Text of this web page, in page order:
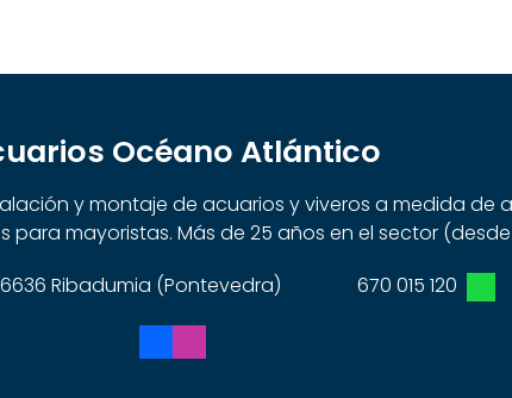
Océano Atlántico
y montaje de acuarios y viveros a medida de
mayoristas. Más de 25 años en el sector (desde
Ribadumia (Pontevedra)
670 015 120